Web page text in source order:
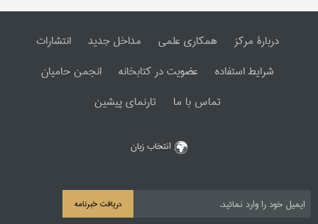
دربارۀ مرکز همکاری علمی مداخل جدید
انتشارات
شرایط استفاده
عضویت در کتابخانه
انجمن حامیان
تماس با ما
تارنمای پیشین
انتخاب زبان
دریافت خبرنامه